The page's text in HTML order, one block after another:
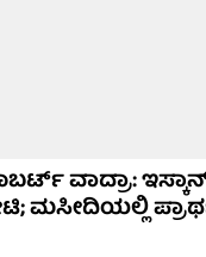
ವಾದ್ರಾ:
ಮಸೀದಿಯಲ್ಲಿ